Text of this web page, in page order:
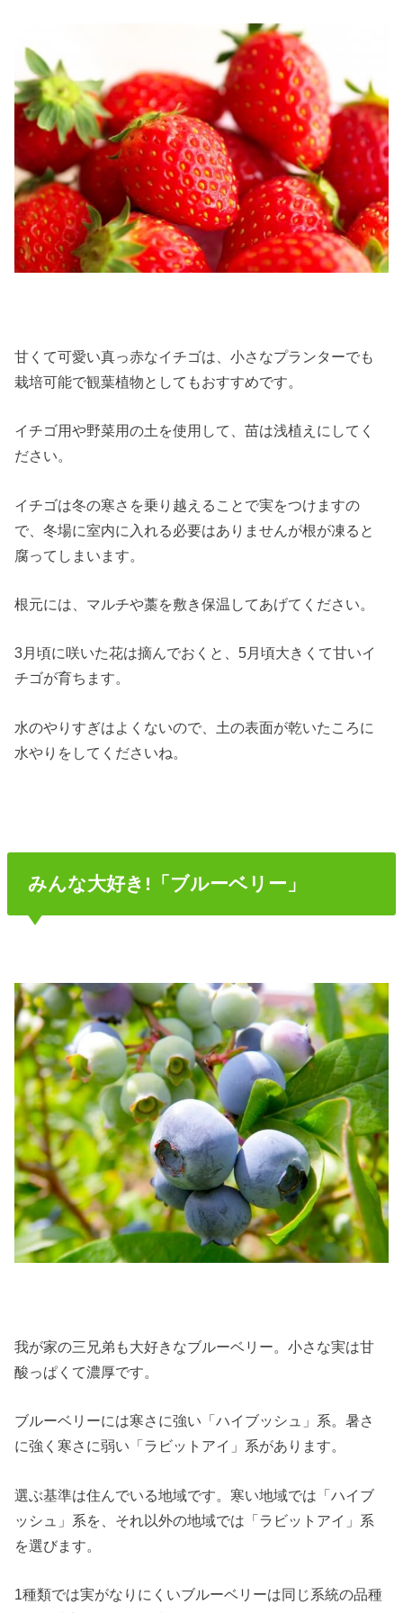
甘くて可愛い真っ赤なイチゴは、小さなプランターでも
栽培可能で観葉植物としてもおすすめです。
イチゴ用や野菜用の土を使用して、苗は浅植えにしてく
ださい。
イチゴは冬の寒さを乗り越えることで実をつけますの
で、冬場に室内に入れる必要はありませんが根が凍ると
腐ってしまいます。
根元には、マルチや藁を敷き保温してあげてください。
3月頃に咲いた花は摘んでおくと、5月頃大きくて甘いイ
チゴが育ちます。
水のやりすぎはよくないので、土の表面が乾いたころに
水やりをしてくださいね。
みんな大好き!「ブルーベリー」
我が家の三兄弟も大好きなブルーベリー。小さな実は甘
酸っぱくて濃厚です。
ブルーベリーには寒さに強い「ハイブッシュ」系。暑さ
に強く寒さに弱い「ラビットアイ」系があります。
選ぶ基準は住んでいる地域です。寒い地域では「ハイブ
ッシュ」系を、それ以外の地域では「ラビットアイ」系
を選びます。
1種類では実がなりにくいブルーベリーは同じ系統の品種